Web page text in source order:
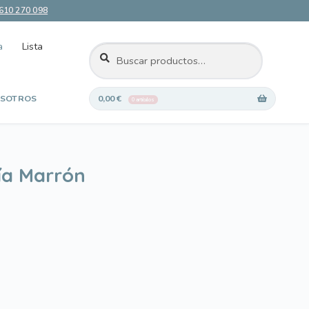
270 098
Lista
Buscar
por:
BUSCAR
0,00€ 0 artículos
Marrón